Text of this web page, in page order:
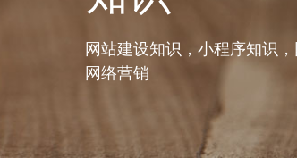
网站建设知识，小程序知识
网络营销